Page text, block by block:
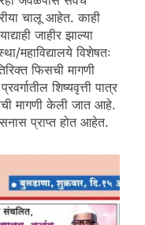
चालू आहेत. काही
जाहीर झाल्या
महाविद्यालये विशेषतः
फिसची मागणी
शिष्यवृत्ती पात्र
मागणी केली जात आहे.
प्राप्त होत आहेत.